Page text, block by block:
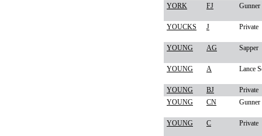
YORK FJ Gunner
YOUCKS J Private
YOUNG AG Sapper
YOUNG A Lance
YOUNG BJ
Private
YOUNG
CN Gunner
YOUNG C Private